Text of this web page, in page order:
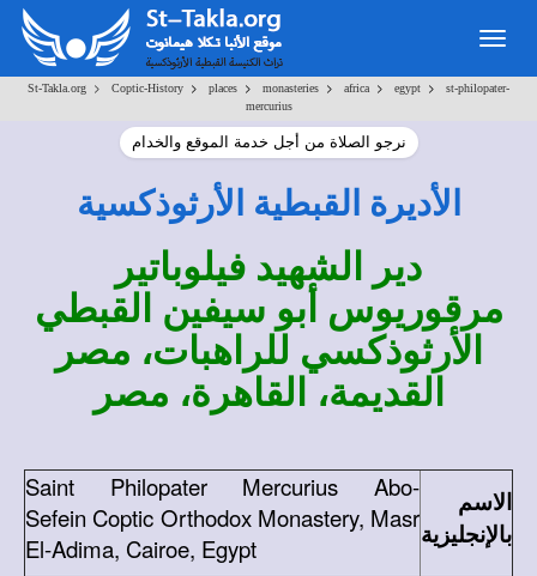
St-Takla.org > Coptic-History > places > monasteries > africa > egypt >
st-philopater-
mercurius
نرجو الصلاة من أجل خدمة الموقع والخدام
الأديرة القبطية الأرثوذكسية
دير الشهيد فيلوباتير
مرقوريوس أبو سيفين القبطي
الأرثوذكسي للراهبات، مصر
القديمة، القاهرة، مصر
الاسم
بالإنجليزية
Saint Philopater Mercurius Abo-
Sefein Coptic Orthodox Monastery, Masr
El-Adima, Cairoe, Egypt